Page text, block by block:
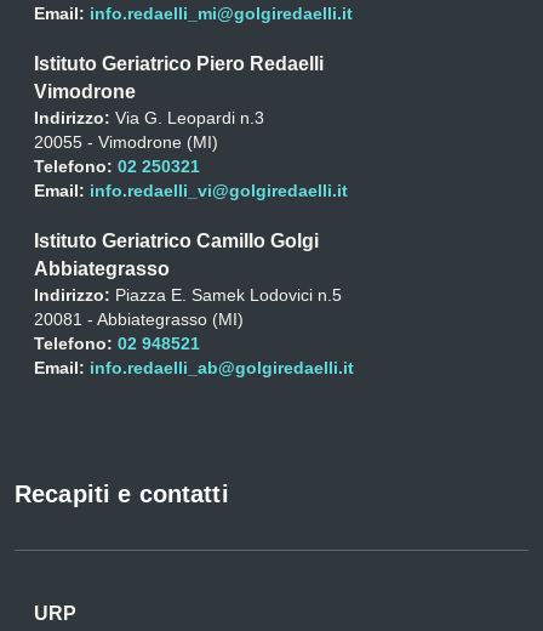
Email: info.redaelli_mi@golgiredaelli.it
Istituto Geriatrico Piero Redaelli
Vimodrone
Indirizzo: Via G. Leopardi n.3
20055 - Vimodrone (MI)
Telefono: 02 250321
Email: info.redaelli_vi@golgiredaelli.it
Istituto Geriatrico Camillo Golgi
Abbiategrasso
Indirizzo: Piazza E. Samek Lodovici n.5
20081 - Abbiategrasso (MI)
Telefono: 02 948521
Email: info.redaelli_ab@golgiredaelli.it
Recapiti e contatti
URP